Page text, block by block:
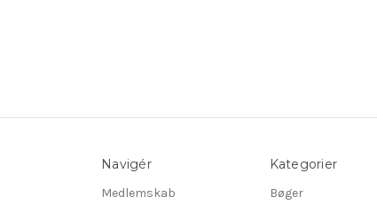
Navigér
Medlemskab
Kategorier
Bøger